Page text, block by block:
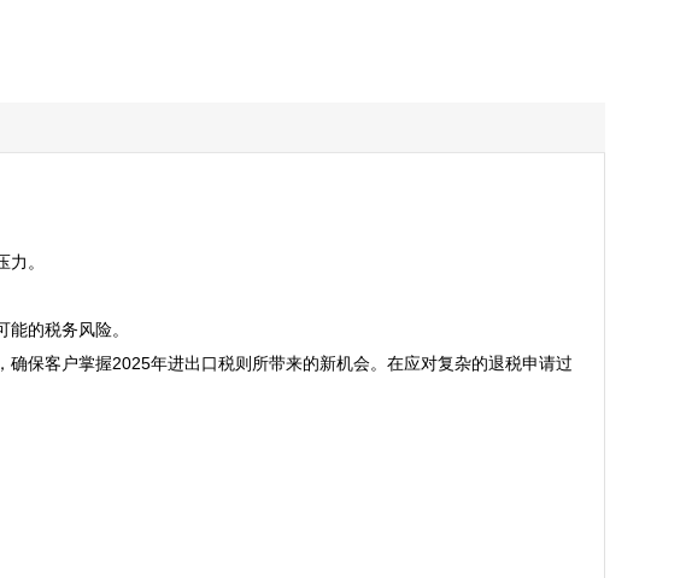
力。
能的税务风险。
保客户掌握2025年进出口税则所带来的新机会。在应对复杂的退税申请过